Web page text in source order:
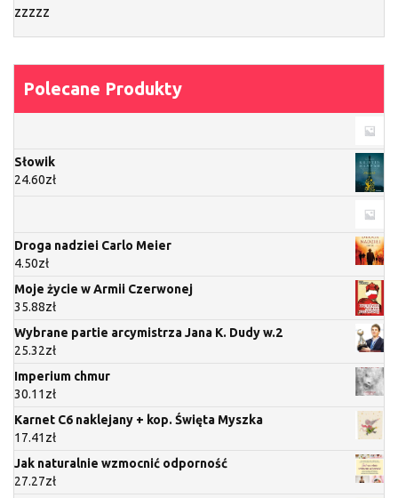
zzzzz
Polecane Produkty
Słowik
24.60zł
Droga nadziei Carlo Meier
4.50zł
Moje życie w Armii Czerwonej
35.88zł
Wybrane partie arcymistrza Jana K. Dudy w.2
25.32zł
Imperium chmur
30.11 zł
Karnet C6 naklejany + kop. Święta Myszka
17.41 zł
Jak naturalnie wzmocnić odporność
27.27zł